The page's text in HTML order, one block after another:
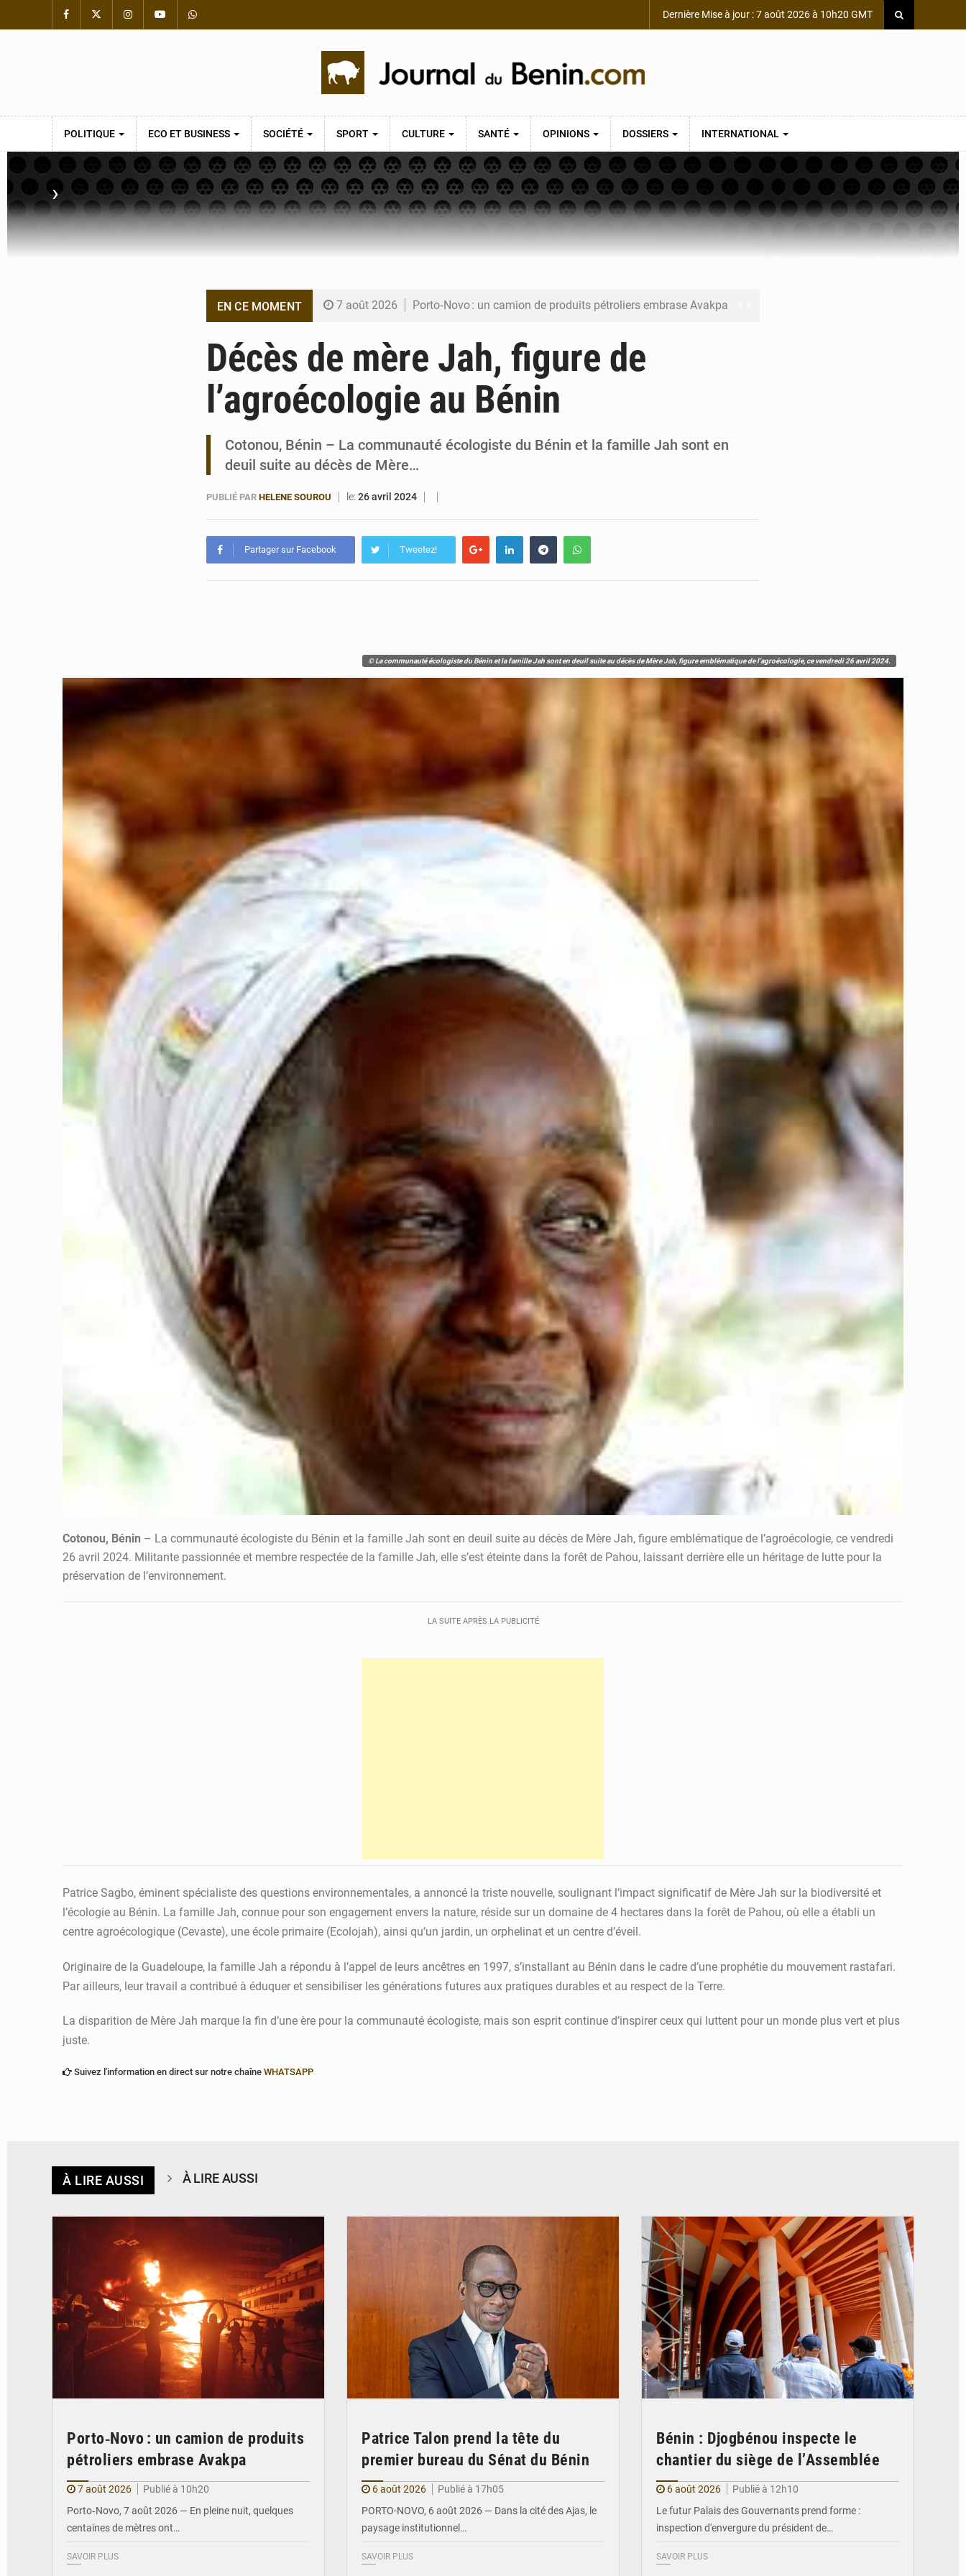
Dernière Mise à jour : 7 août 2026 à 10h20 GMT
POLITIQUE ECO ET BUSINESS SOCIÉTÉ SPORT CULTURE SANTÉ OPINIONS DOSSIERS INTERNATIONAL
›
EN CE MOMENT 7 août 2026 Porto‑Novo : un camion de produits pétroliers embrase Avakpa
6 août 2026 Bénin : Djogbénou inspecte le chantier du siège de l’Assemblée
6 août 2026 Bénin et Canada scellent un partenariat inédit
Décès de mère Jah, figure de
l’agroécologie au Bénin
Cotonou, Bénin – La communauté écologiste du Bénin et la famille Jah sont en
deuil suite au décès de Mère…
PUBLIÉ PAR HELENE SOUROU le:26 avril 2024
Partager sur Facebook Tweetez!
© La communauté écologiste du Bénin et la famille Jah sont en deuil suite au décès de Mère Jah, figure emblématique de l’agroécologie, ce vendredi 26 avril 2024.
Cotonou, Bénin – La communauté écologiste du Bénin et la famille Jah sont en deuil suite au décès de Mère Jah, figure emblématique de l’agroécologie, ce vendredi
26 avril 2024. Militante passionnée et membre respectée de la famille Jah, elle s’est éteinte dans la forêt de Pahou, laissant derrière elle un héritage de lutte pour la
préservation de l’environnement.
LA SUITE APRÈS LA PUBLICITÉ
Patrice Sagbo, éminent spécialiste des questions environnementales, a annoncé la triste nouvelle, soulignant l’impact significatif de Mère Jah sur la biodiversité et
l’écologie au Bénin. La famille Jah, connue pour son engagement envers la nature, réside sur un domaine de 4 hectares dans la forêt de Pahou, où elle a établi un
centre agroécologique (Cevaste), une école primaire (Ecolojah), ainsi qu’un jardin, un orphelinat et un centre d’éveil.
Originaire de la Guadeloupe, la famille Jah a répondu à l’appel de leurs ancêtres en 1997, s’installant au Bénin dans le cadre d’une prophétie du mouvement rastafari.
Par ailleurs, leur travail a contribué à éduquer et sensibiliser les générations futures aux pratiques durables et au respect de la Terre.
La disparition de Mère Jah marque la fin d’une ère pour la communauté écologiste, mais son esprit continue d’inspirer ceux qui luttent pour un monde plus vert et plus
juste.
Suivez l'information en direct sur notre chaîne WHATSAPP
À LIRE AUSSI À LIRE AUSSI
Porto‑Novo : un camion de produits
pétroliers embrase Avakpa
7 août 2026
Publié à 10h20
Porto‑Novo, 7 août 2026 — En pleine nuit, quelques
centaines de mètres ont…
SAVOIR PLUS
Patrice Talon prend la tête du
premier bureau du Sénat du Bénin
6 août 2026
Publié à 17h05
PORTO-NOVO, 6 août 2026 — Dans la cité des Ajas, le
paysage institutionnel…
SAVOIR PLUS
Bénin : Djogbénou inspecte le
chantier du siège de l’Assemblée
6 août 2026
Publié à 12h10
Le futur Palais des Gouvernants prend forme :
inspection d'envergure du président de…
SAVOIR PLUS